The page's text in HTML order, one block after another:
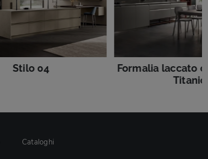
Stilo 04
Formalia laccato
Titanio
Cataloghi